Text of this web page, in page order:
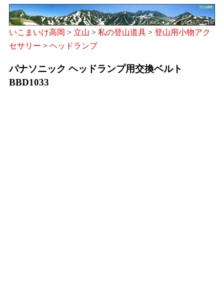
いこまいけ高岡 > 立山 > 私の登山道具 > 登山用小物アク
セサリー > ヘッドランプ
パナソニック ヘッドランプ用交換ベルト
BBD1033